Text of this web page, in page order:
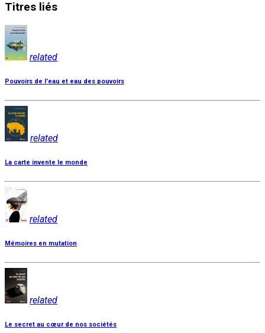
Titres liés
related
Pouvoirs de l'eau et eau des pouvoirs
related
La carte invente le monde
related
Mémoires en mutation
related
Le secret au cœur de nos sociétés